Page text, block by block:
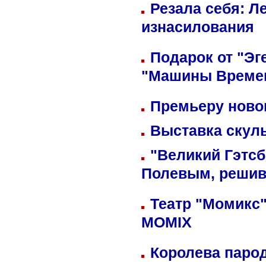
Резала себя:
изнасилования
Подарок от
"Машины
Премьеру
Выставка
"Великий
Полевым,
Театр
MOMIX
Королева